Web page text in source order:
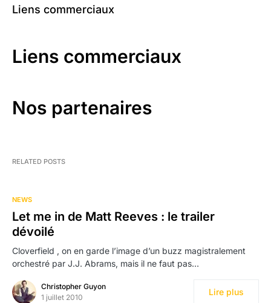
Liens commerciaux
Liens commerciaux
Nos partenaires
RELATED POSTS
NEWS
Let me in de Matt Reeves : le trailer
dévoilé
Cloverfield , on en garde l’image d’un buzz magistralement
orchestré par J.J. Abrams, mais il ne faut pas…
Christopher Guyon
1 juillet 2010
Lire plus